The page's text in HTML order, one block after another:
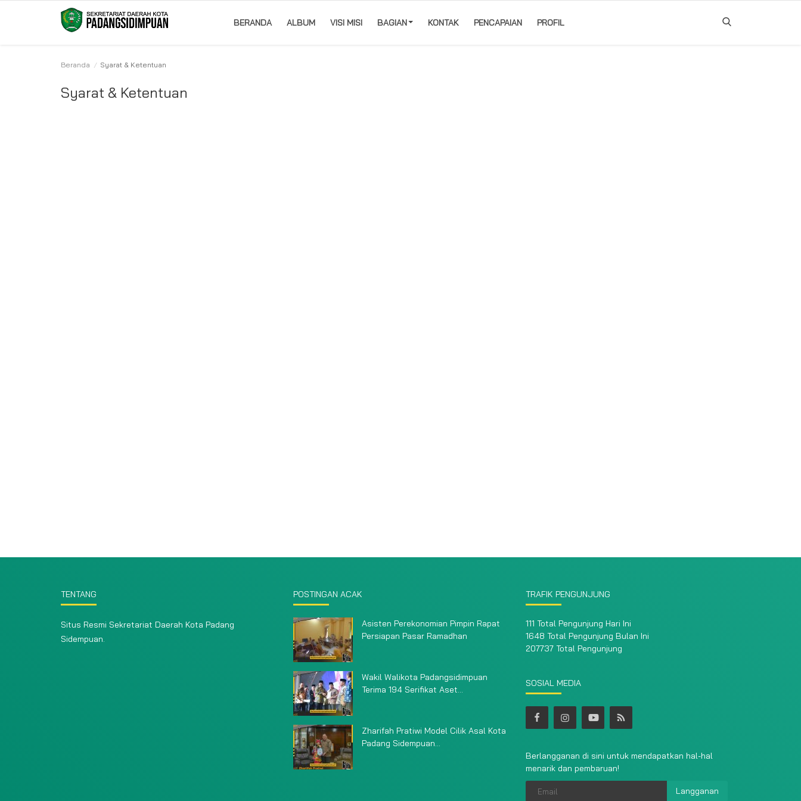
BERANDA ALBUM VISI MISI BAGIAN KONTAK PENCAPAIAN PROFIL
Beranda Syarat & Ketentuan
Syarat & Ketentuan
TENTANG
Situs Resmi Sekretariat Daerah Kota Padang
Sidempuan.
POSTINGAN ACAK
Asisten Perekonomian Pimpin Rapat
Persiapan Pasar Ramadhan
Wakil Walikota Padangsidimpuan
Terima 194 Serifikat Aset...
Zharifah Pratiwi Model Cilik Asal Kota
Padang Sidempuan...
TRAFIK PENGUNJUNG
111 Total Pengunjung Hari Ini
1648 Total Pengunjung Bulan Ini
207737 Total Pengunjung
SOSIAL MEDIA
Berlangganan di sini untuk mendapatkan hal-hal
menarik dan pembaruan!
Langganan